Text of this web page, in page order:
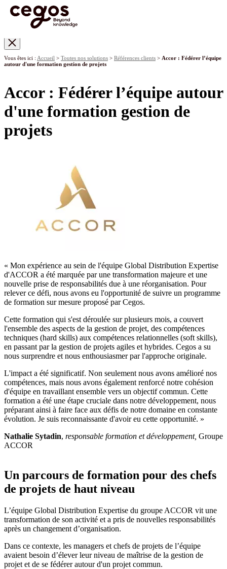
Vous êtes ici : Accueil > Toutes nos solutions > Références clients > Accor : Fédérer l’équipe
autour d'une formation gestion de projets
Accor : Fédérer l’équipe autour
d'une formation gestion de
projets
« Mon expérience au sein de l'équipe Global Distribution Expertise
d'ACCOR a été marquée par une transformation majeure et une
nouvelle prise de responsabilités due à une réorganisation. Pour
relever ce défi, nous avons eu l'opportunité de suivre un programme
de formation sur mesure proposé par Cegos.
Cette formation qui s'est déroulée sur plusieurs mois, a couvert
l'ensemble des aspects de la gestion de projet, des compétences
techniques (hard skills) aux compétences relationnelles (soft skills),
en passant par la gestion de projets agiles et hybrides. Cegos a su
nous surprendre et nous enthousiasmer par l'approche originale.
L'impact a été significatif. Non seulement nous avons amélioré nos
compétences, mais nous avons également renforcé notre cohésion
d'équipe en travaillant ensemble vers un objectif commun. Cette
formation a été une étape cruciale dans notre développement, nous
préparant ainsi à faire face aux défis de notre domaine en constante
évolution. Je suis reconnaissante d'avoir eu cette opportunité. »
Nathalie Sytadin, responsable formation et développement, Groupe
ACCOR
Un parcours de formation pour des chefs
de projets de haut niveau
L’équipe Global Distribution Expertise du groupe ACCOR vit une
transformation de son activité et a pris de nouvelles responsabilités
après un changement d’organisation.
Dans ce contexte, les managers et chefs de projets de l’équipe
avaient besoin d’élever leur niveau de maîtrise de la gestion de
projet et de se fédérer autour d'un projet commun.